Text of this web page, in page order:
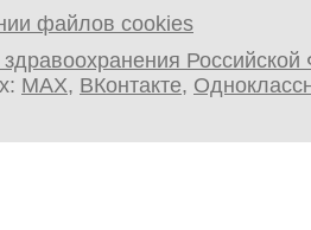
файлов cookies
MAX, ВКонтакте,